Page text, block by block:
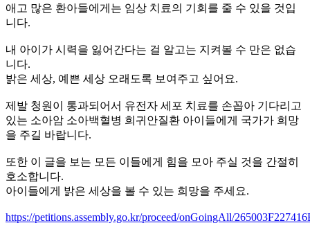
애고 많은 환아들에게는 임상 치료의 기회를 줄 수 있을 것입
니다.
내 아이가 시력을 잃어간다는 걸 알고는 지켜볼 수 만은 없습
니다.
밝은 세상, 예쁜 세상 오래도록 보여주고 싶어요.
제발 청원이 통과되어서 유전자 세포 치료를 손꼽아 기다리고
있는 소아암 소아백혈병 희귀안질환 아이들에게 국가가 희망
을 주길 바랍니다.
또한 이 글을 보는 모든 이들에게 힘을 모아 주실 것을 간절히
호소합니다.
아이들에게 밝은 세상을 볼 수 있는 희망을 주세요.
https://petitions.assembly.go.kr/proceed/onGoingAll/